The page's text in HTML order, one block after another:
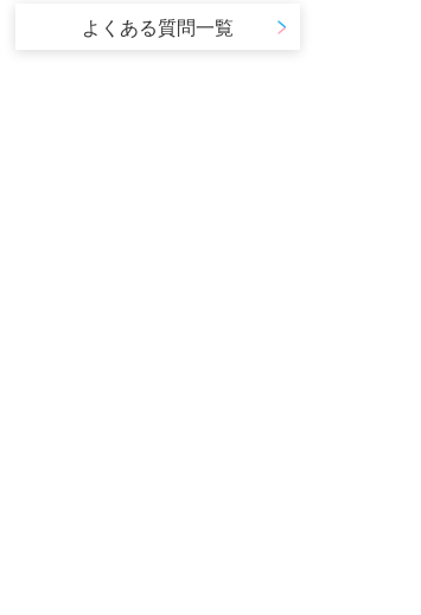
よくある質問一覧